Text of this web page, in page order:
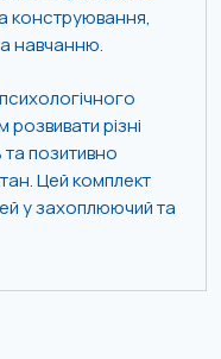
конструювання,
навчанню.
різні
та позитивно
Цей комплект
у захоплюючий та